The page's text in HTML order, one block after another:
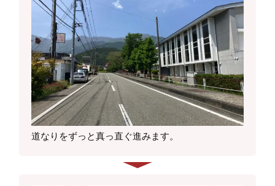
道なりをずっと真っ直ぐ進みます。